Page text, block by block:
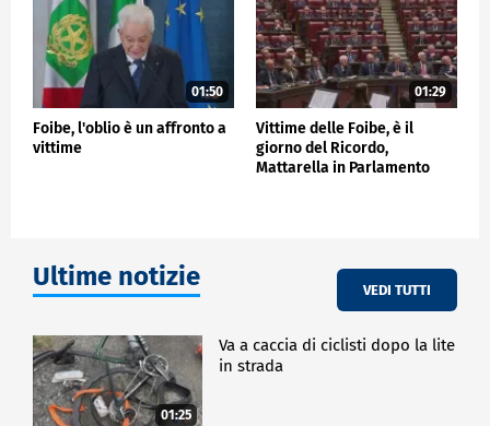
01:50
Foibe, l'oblio è un affronto a
vittime
01:29
Vittime delle Foibe, è il
giorno del Ricordo,
Mattarella in Parlamento
Ultime notizie VEDI TUTTI
01:25
Va a caccia di ciclisti dopo la lite
in strada